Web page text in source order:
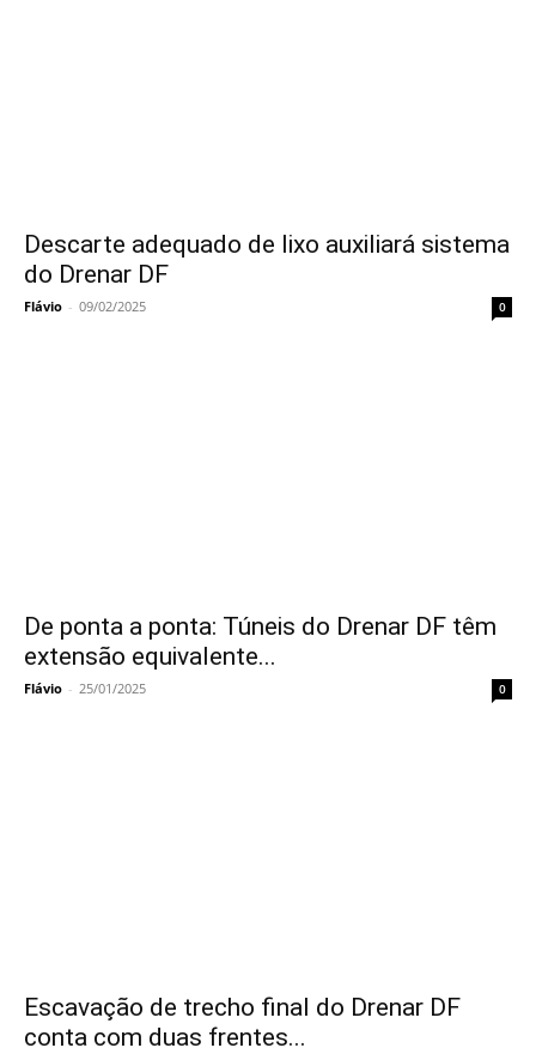
Descarte adequado de lixo auxiliará sistema
do Drenar DF
Flávio - 09/02/2025 0
De ponta a ponta: Túneis do Drenar DF têm
extensão equivalente...
Flávio - 25/01/2025 0
Escavação de trecho final do Drenar DF
conta com duas frentes...